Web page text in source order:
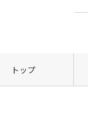
トップ